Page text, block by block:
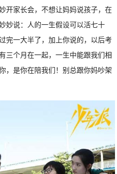
开家长会，不想让妈妈说孩子，在
妙说：人的一生假设可以活七十
完一大半了，加上你说的，以后考
三个月在一起，一生中能跟我们相
，是你在陪我们！别总跟你妈吵架